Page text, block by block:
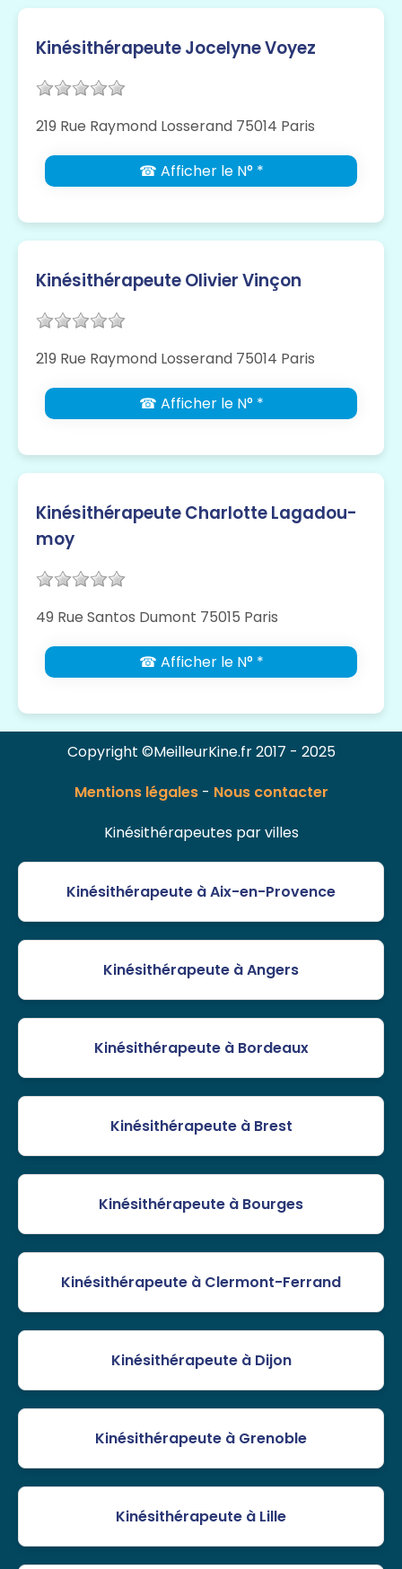
Kinésithérapeute Jocelyne Voyez
219 Rue Raymond Losserand 75014 Paris
☎ Afficher le N° *
Kinésithérapeute Olivier Vinçon
219 Rue Raymond Losserand 75014 Paris
☎ Afficher le N° *
Kinésithérapeute Charlotte Lagadou-
moy
49 Rue Santos Dumont 75015 Paris
☎ Afficher le N° *
Copyright ©MeilleurKine.fr 2017 - 2025
Mentions légales- Nous contacter
Kinésithérapeutes par villes
Kinésithérapeute à Aix-en-Provence
Kinésithérapeute à Angers
Kinésithérapeute à Bordeaux
Kinésithérapeute à Brest
Kinésithérapeute à Bourges
Kinésithérapeute à Clermont-Ferrand
Kinésithérapeute à Dijon
Kinésithérapeute à Grenoble
Kinésithérapeute à Lille